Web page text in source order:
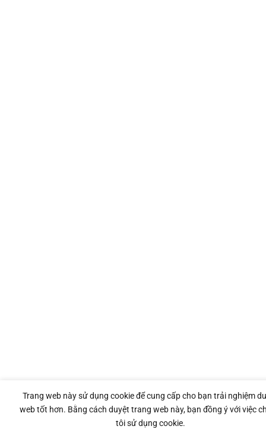
Trang web này sử dụng cookie để cung cấp cho bạn trải nghiệm
web tốt hơn. Bằng cách duyệt trang web này, bạn đồng ý với việc
tôi sử dụng cookie.